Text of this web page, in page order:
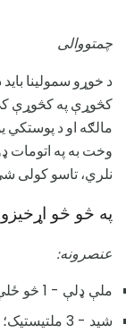
چمتووالی
د خوړو سمولینا
کڅوړې په کڅوړې
مالګه او د پوستکي
وخت به په اتومات
نلري، تاسو کولی
په څو څو
عنصرونه:
ملې ډلې - 1 څو ځلې
شید - 3 ملتیستیک؛